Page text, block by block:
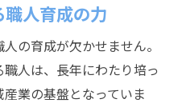
人育成の力
の育成が欠かせません。
人は、長年にわたり培っ
業の基盤となっていま